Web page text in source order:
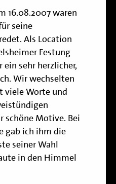
16.08.2007 waren
seine
Als Location
Festung
ein sehr herzlicher,
Wir wechselten
viele Worte und
schöne Motive. Bei
gab ich ihm die
seiner Wahl
in den Himmel